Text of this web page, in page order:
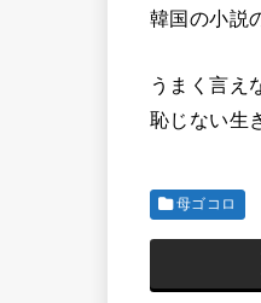
韓国の小説
うまく言え
恥じない生
母ゴコロ